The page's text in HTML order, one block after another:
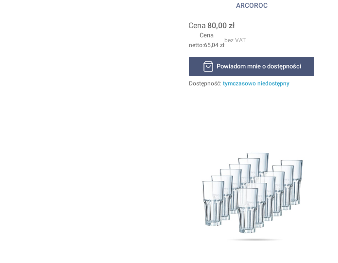
ARCOROC
Cena 80,00 zł
Cena
65,04 zł
bez VAT
Powiadom mnie o dostępności
Dostępność: tymczasowo niedostępny